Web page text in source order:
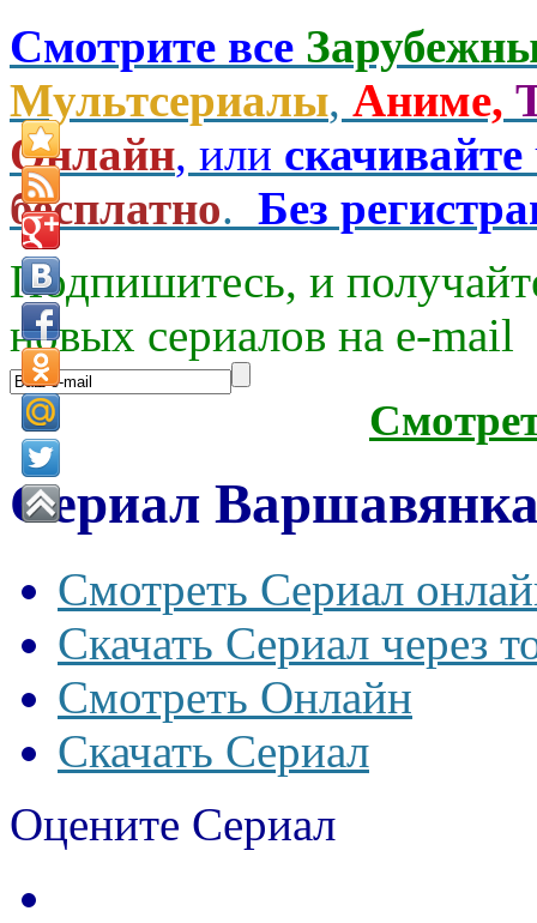
Смотрите все
Мультсериалы, Аниме,
Онлайн, или скачивайте
бесплатно. Без
Подпишитесь, и
новых сериалов на e-mаil
Сериал
Смотреть Сериал
Скачать Сериал через
Смотреть Онлайн
Скачать Сериал
Оцените Сериал